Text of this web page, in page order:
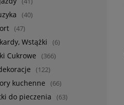
(40)
(47)
Wstążki (6)
Cukrowe (366)
(122)
kuchenne (66)
do pieczenia (63)